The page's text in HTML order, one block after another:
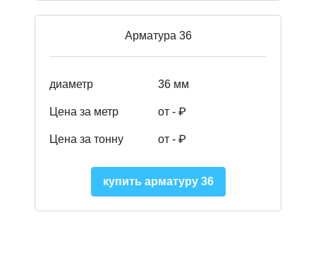
Арматура 36
диаметр 36 мм
Цена за метр от - ₽
Цена за тонну от - ₽
купить арматуру 36